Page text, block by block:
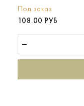
Под заказ
108.00 РУБ